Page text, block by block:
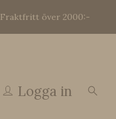
Fraktfritt över 2000:-
Logga in